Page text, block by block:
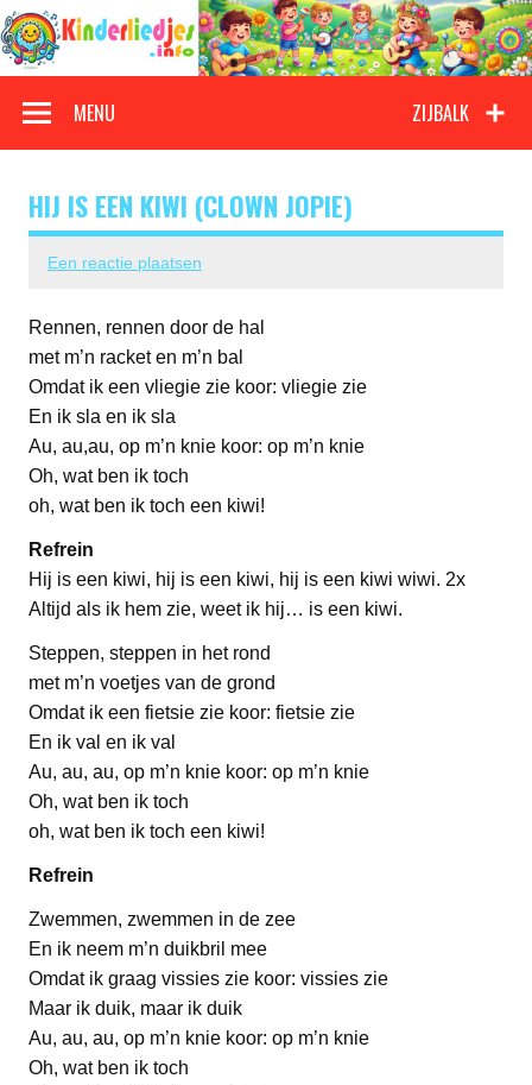
Doorgaan
naar
inhoud
Kinderliedjes
ZIJBALK
MENU
HIJ IS EEN KIWI (CLOWN JOPIE)
Een reactie plaatsen
Rennen, rennen door de hal
met m’n racket en m’n bal
Omdat ik een vliegie zie koor: vliegie zie
En ik sla en ik sla
Au, au,au, op m’n knie koor: op m’n knie
Oh, wat ben ik toch
oh, wat ben ik toch een kiwi!
Refrein
Hij is een kiwi, hij is een kiwi, hij is een kiwi wiwi. 2x
Altijd als ik hem zie, weet ik hij… is een kiwi.
Steppen, steppen in het rond
met m’n voetjes van de grond
Omdat ik een fietsie zie koor: fietsie zie
En ik val en ik val
Au, au, au, op m’n knie koor: op m’n knie
Oh, wat ben ik toch
oh, wat ben ik toch een kiwi!
Refrein
Zwemmen, zwemmen in de zee
En ik neem m’n duikbril mee
Omdat ik graag vissies zie koor: vissies zie
Maar ik duik, maar ik duik
Au, au, au, op m’n knie koor: op m’n knie
Oh, wat ben ik toch